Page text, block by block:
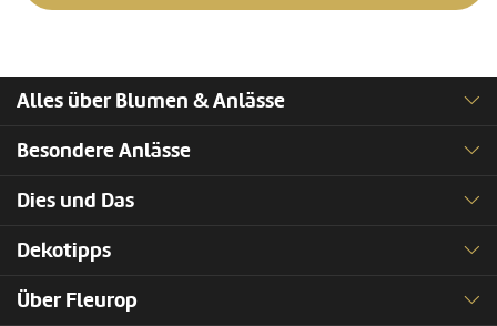
Alles über Blumen & Anlässe
Besondere Anlässe
Dies und Das
Dekotipps
Über Fleurop